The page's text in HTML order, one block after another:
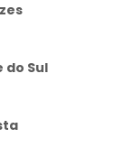
do Sul